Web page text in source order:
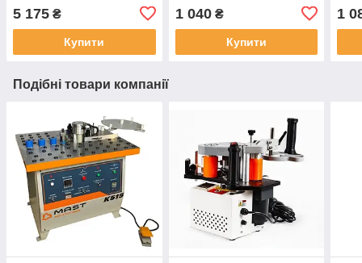
5 175 ₴
Купити
1 040₴
Купити
1
Подібні товари компанії